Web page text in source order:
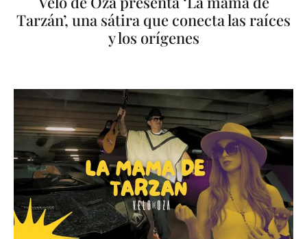
Tarzán’, una sátira que conecta las raíces
y los orígenes